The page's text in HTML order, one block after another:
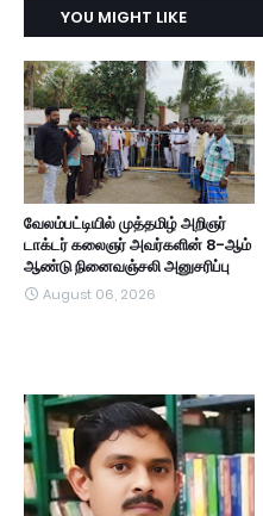
YOU MIGHT LIKE
வேலம்பட்டியில் முத்தமிழ் அறிஞர்
டாக்டர் கலைஞர் அவர்களின் 8-ஆம்
ஆண்டு நினைவஞ்சலி அனுசரிப்பு
August 06, 2026